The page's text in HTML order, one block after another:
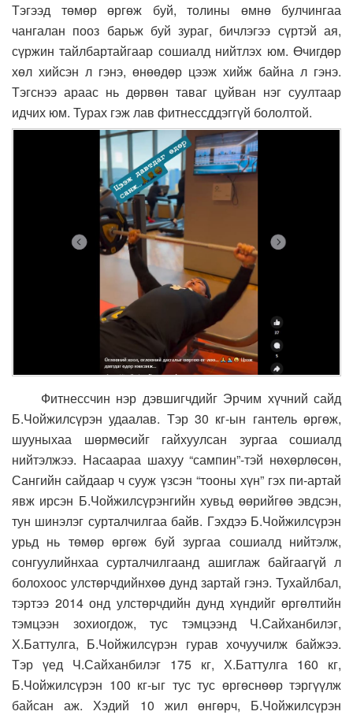
Тэгээд төмөр өргөж буй, толины өмнө булчингаа
чангалан пооз барьж буй зураг, бичлэгээ сүртэй ая,
сүржин тайлбартайгаар сошиалд нийтлэх юм. Өчигдөр
хөл хийсэн л гэнэ, өнөөдөр цээж хийж байна л гэнэ.
Тэгснээ араас нь дөрвөн таваг цуйван нэг суултаар
идчих юм. Турах гэж лав фитнессддэггүй бололтой.
Фитнессчин нэр дэвшигчдийг Эрчим хүчний сайд
Б.Чойжилсүрэн удаалав. Тэр 30 кг-ын гантель өргөж,
шууныхаа шөрмөсийг гайхуулсан зургаа сошиалд
нийтэлжээ. Насаараа шахуу “сампин”-тэй нөхөрлөсөн,
Сангийн сайдаар ч сууж үзсэн “тооны хүн” гэх пи-артай
явж ирсэн Б.Чойжилсүрэнгийн хувьд өөрийгөө эвдсэн,
тун шинэлэг сурталчилгаа байв. Гэхдээ Б.Чойжилсүрэн
урьд нь төмөр өргөж буй зургаа сошиалд нийтэлж,
сонгуулийнхаа сурталчилгаанд ашиглаж байгаагүй л
болохоос улстөрчдийнхөө дунд зартай гэнэ. Тухайлбал,
тэртээ 2014 онд улстөрчдийн дунд хүндийг өргөлтийн
тэмцээн зохиогдож, тус тэмцээнд Ч.Сайханбилэг,
Х.Баттулга, Б.Чойжилсүрэн гурав хочуучилж байжээ.
Тэр үед Ч.Сайханбилэг 175 кг, Х.Баттулга 160 кг,
Б.Чойжилсүрэн 100 кг-ыг тус тус өргөснөөр тэргүүлж
байсан аж. Хэдий 10 жил өнгөрч, Б.Чойжилсүрэн